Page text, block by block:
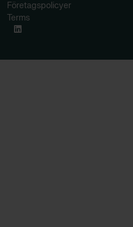
Företagspolicyer
Terms